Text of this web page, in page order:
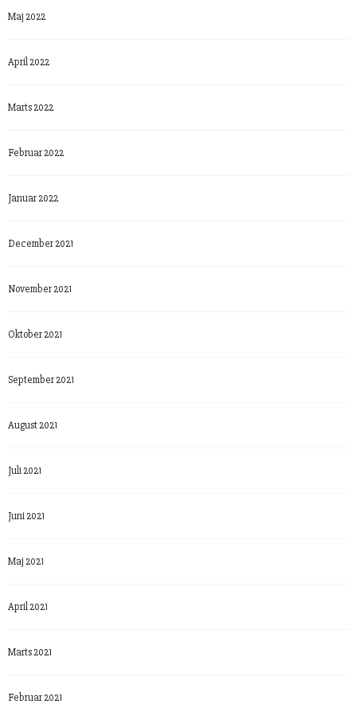
Maj 2022
April 2022
Marts 2022
Februar 2022
Januar 2022
December 2021
November 2021
Oktober 2021
September 2021
August 2021
Juli 2021
Juni 2021
Maj 2021
April 2021
Marts 2021
Februar 2021